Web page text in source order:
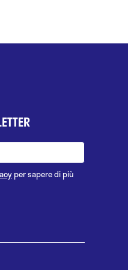
per sapere di più